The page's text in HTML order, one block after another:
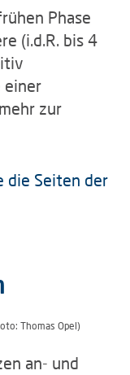
Phase
(i.d.R. bis 4
einer
zur
die Seiten der
Thomas Opel)
an- und